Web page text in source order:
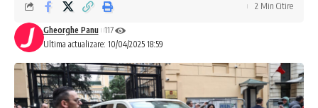
Ultima actualizare: 10/04/2025 18:59
Gheorghe Panu 117
2 Min Citire